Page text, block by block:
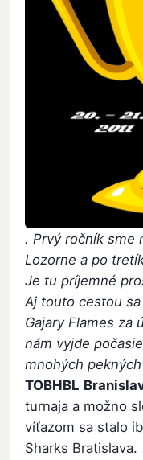
. Prvý ročník sme
Lozorne a po
Je tu príjemné
Aj touto cestou
Gajary Flames za
nám vyjde
mnohých
TOBHBL
turnaja a možno
víťazom sa stalo
Sharks Bratislava.